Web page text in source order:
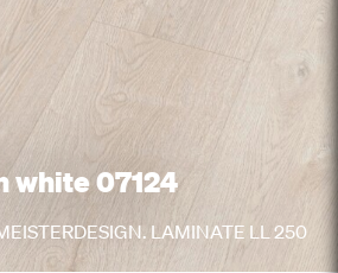
white 07124
LAMINATE LL 250